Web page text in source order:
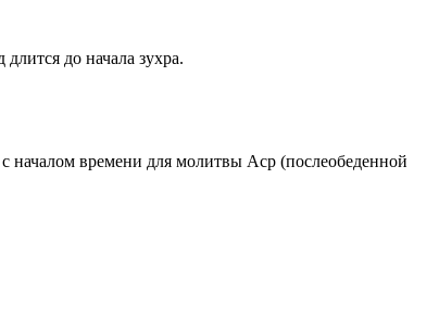
до начала зухра.
началом времени для молитвы Аср (послеобеденной